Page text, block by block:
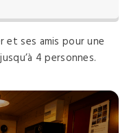
et ses amis pour une
4 personnes.